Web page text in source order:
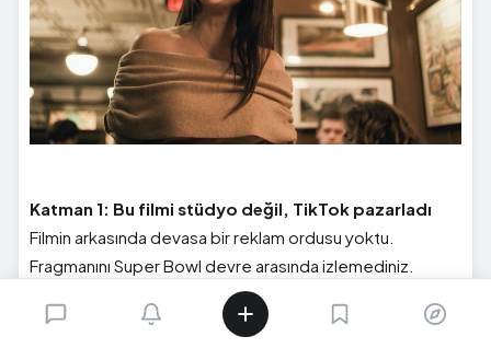
Katman 1: Bu filmi stüdyo değil, TikTok pazarladı
Filmin arkasında devasa bir reklam ordusu yoktu.
Fragmanını Super Bowl devre arasında izlemediniz.
Oyuncuları meşhur gece şovlarında sahte kahkahalar
atmadı. Filmi alıp büyüten şeyin ta kendisi izleyiciydi.